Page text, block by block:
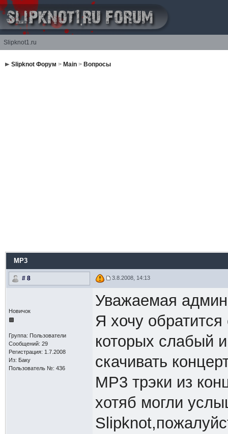
Slipknot1.ru
Slipknot Форум > Main> Вопросы
MP3
# 8 3.8.2008, 14:13
Новичок
Группа: Пользователи
Сообщений: 29
Регистрация: 1.7.2008
Из: Баку
Пользователь №: 436
Уважаемая
Я хочу
которых слабый
cкачивать
МР3 трэки из
хотяб могли